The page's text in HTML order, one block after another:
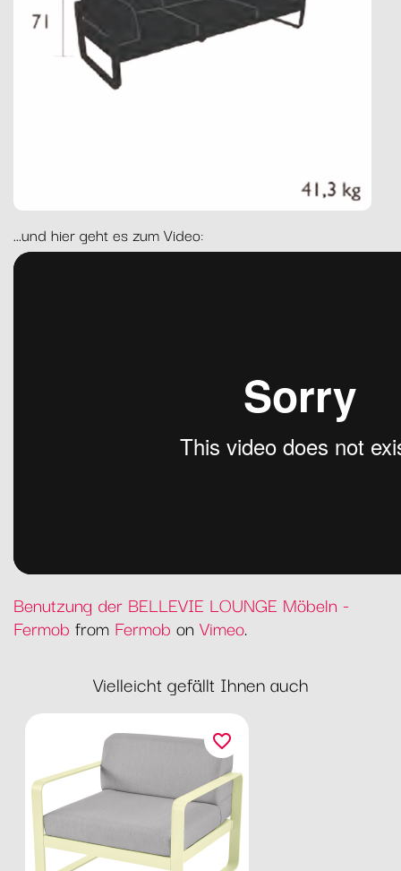
...und hier geht es zum Video:
Benutzung der BELLEVIE LOUNGE Möbeln -
Fermob from Fermob on Vimeo.
Vielleicht gefällt Ihnen auch
favorite_border